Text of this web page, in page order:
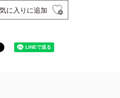
に入りに追加